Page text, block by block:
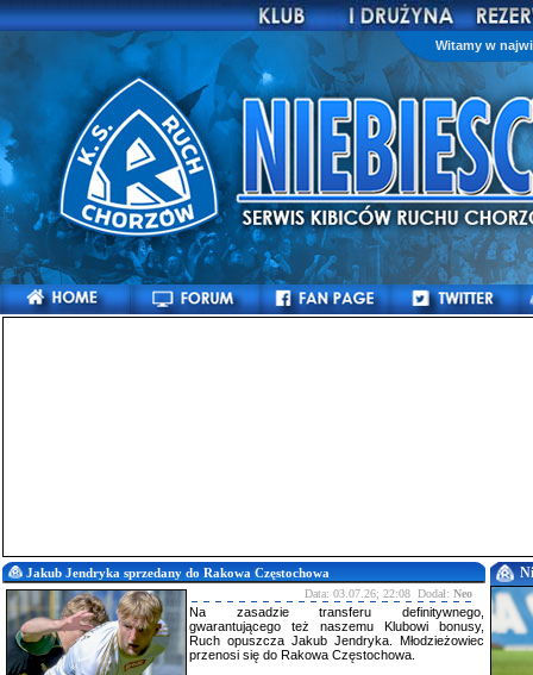
Witamy w
Jakub Jendryka sprzedany do Rakowa Częstochowa
Data: 03.07.26; 22:08 Dodał: Neo
Na zasadzie transferu definitywnego,
gwarantującego też naszemu Klubowi bonusy,
Ruch opuszcza Jakub Jendryka. Młodzieżowiec
przenosi się do Rakowa Częstochowa.